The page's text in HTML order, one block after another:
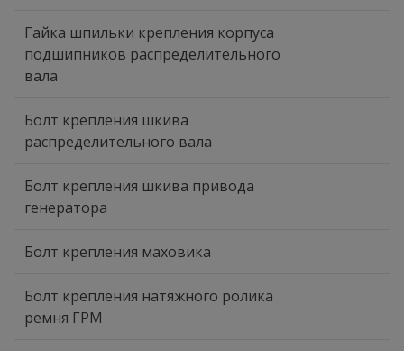
Гайка шпильки крепления корпуса
подшипников распределительного
вала
Болт крепления шкива
распределительного вала
Болт крепления шкива привода
генератора
Болт крепления маховика
Болт крепления натяжного ролика
ремня ГРМ